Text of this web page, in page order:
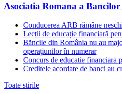
Asociatia Romana a
Conducerea ARB rămâne
Lecții de educație financiară
Băncile din România nu au
operațiunilor în numerar
Concurs de educatie financiara
Creditele acordate de banci au
Toate stirile